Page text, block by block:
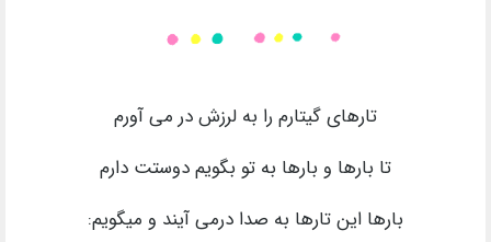
تارهای گیتارم را به لرزش در می آورم
تا بارها و بارها به تو بگویم دوستت دارم
بارها این تارها به صدا درمی آیند و میگویم: